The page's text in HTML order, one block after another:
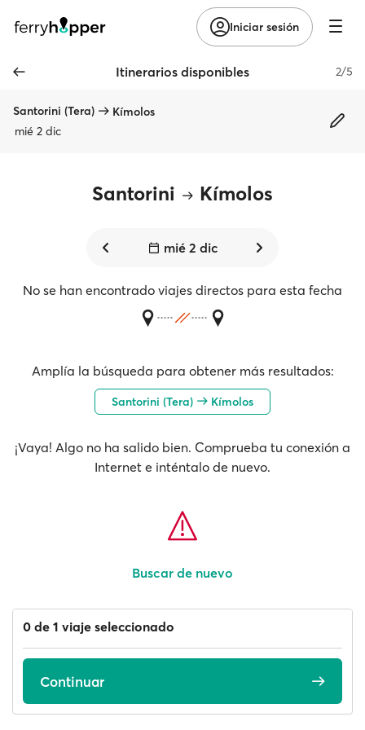
Iniciar sesión
Itinerarios disponibles 2/5
Santorini (Tera)
Kímolos
mié 2 dic
Santorini Kímolos
mié 2 dic
No se han encontrado viajes directos para esta fecha
Amplía la búsqueda para obtener más resultados:
Santorini (Tera) Kímolos
¡Vaya! Algo no ha salido bien. Comprueba tu conexión a
Internet e inténtalo de nuevo.
Buscar de nuevo
0 de 1 viaje seleccionado
Continuar